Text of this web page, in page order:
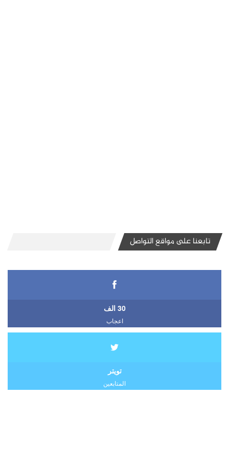
تابعنا على مواقع التواصل
30 الف
اعجاب
تويتر
المتابعين